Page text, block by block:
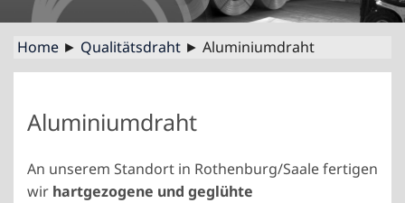
Home ► Qualitätsdraht ► Aluminiumdraht
Aluminiumdraht
An unserem Standort in Rothenburg/Saale fertigen
wir hartgezogene und geglühte